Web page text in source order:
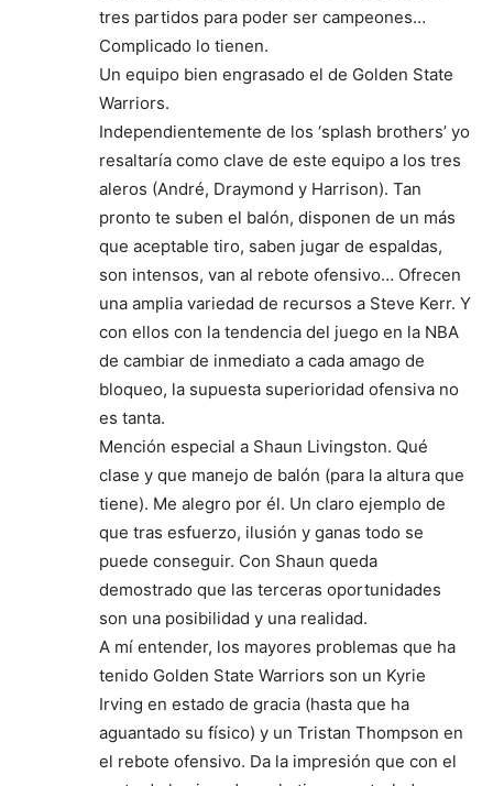
tres partidos para poder ser campeones…
Complicado lo tienen.
Un equipo bien engrasado el de Golden State
Warriors.
Independientemente de los ‘splash brothers’ yo
resaltaría como clave de este equipo a los tres
aleros (André, Draymond y Harrison). Tan
pronto te suben el balón, disponen de un más
que aceptable tiro, saben jugar de espaldas,
son intensos, van al rebote ofensivo… Ofrecen
una amplia variedad de recursos a Steve Kerr. Y
con ellos con la tendencia del juego en la NBA
de cambiar de inmediato a cada amago de
bloqueo, la supuesta superioridad ofensiva no
es tanta.
Mención especial a Shaun Livingston. Qué
clase y que manejo de balón (para la altura que
tiene). Me alegro por él. Un claro ejemplo de
que tras esfuerzo, ilusión y ganas todo se
puede conseguir. Con Shaun queda
demostrado que las terceras oportunidades
son una posibilidad y una realidad.
A mí entender, los mayores problemas que ha
tenido Golden State Warriors son un Kyrie
Irving en estado de gracia (hasta que ha
aguantado su físico) y un Tristan Thompson en
el rebote ofensivo. Da la impresión que con el